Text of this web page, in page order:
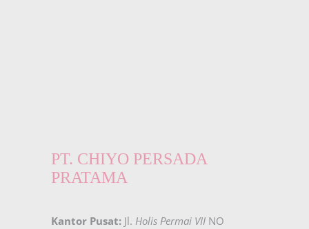
PT. CHIYO PERSADA
PRATAMA
Kantor Pusat: Jl. Holis Permai VII NO